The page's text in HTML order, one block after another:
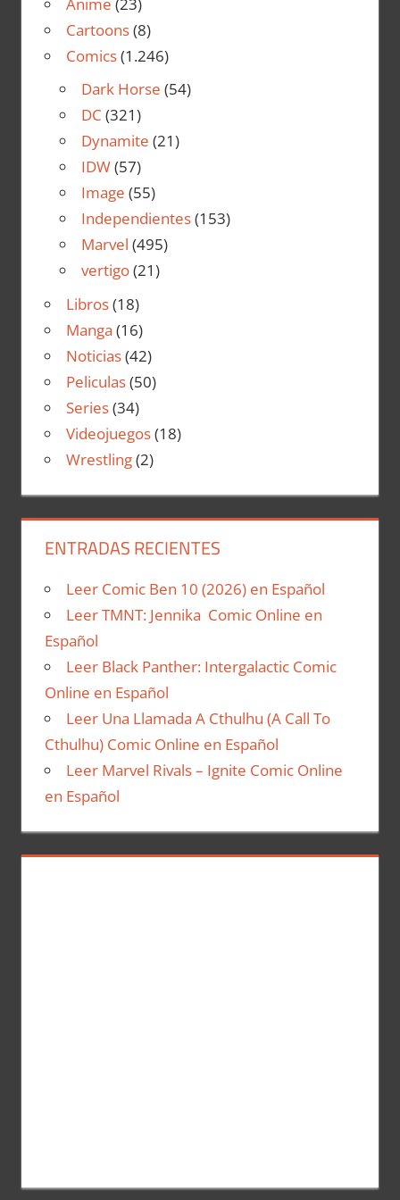
Cartoons(8)
Comics(1.246)
Dark Horse (54)
DC (321)
Dynamite (21)
IDW(57)
Image (55)
Independientes(153)
Marvel (495)
vertigo(21)
Libros(18)
Manga (16)
Noticias(42)
Peliculas(50)
Series(34)
Videojuegos(18)
Wrestling(2)
ENTRADAS RECIENTES
Leer Comic Ben 10 (2026) en Español
Leer TMNT: Jennika Comic Online en
Español
Leer Black Panther: Intergalactic Comic
Online en Español
Leer Una Llamada A Cthulhu (A Call To
Cthulhu) Comic Online en Español
Leer Marvel Rivals – Ignite Comic Online
en Español